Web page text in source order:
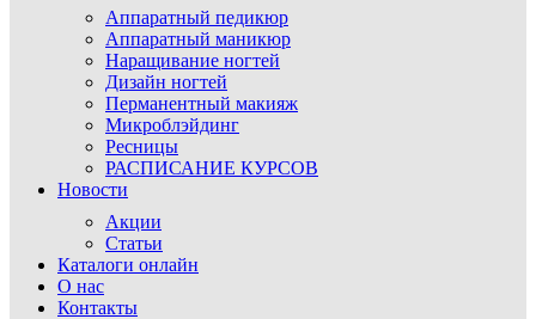
Аппаратный педикюр
Аппаратный маникюр
Наращивание ногтей
Дизайн ногтей
Перманентный макияж
Микроблэйдинг
Ресницы
РАСПИСАНИЕ КУРСОВ
Новости
Акции
Статьи
Каталоги онлайн
О нас
Контакты